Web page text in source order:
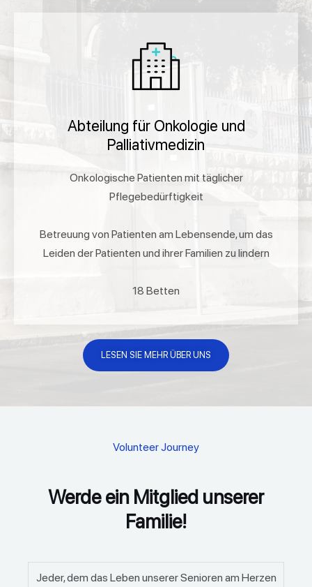
Abteilung für Onkologie und
Palliativmedizin
Onkologische Patienten mit täglicher
Pflegebedürftigkeit
Betreuung von Patienten am Lebensende, um das
Leiden der Patienten und ihrer Familien zu lindern
18 Betten
LESEN SIE MEHR ÜBER UNS
Volunteer Journey
Werde ein Mitglied unserer
Familie!
Jeder, dem das Leben unserer Senioren am Herzen